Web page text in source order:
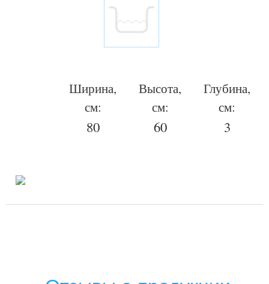
Ширина,
см:
80
Высота,
см:
60
Глубина,
см:
3